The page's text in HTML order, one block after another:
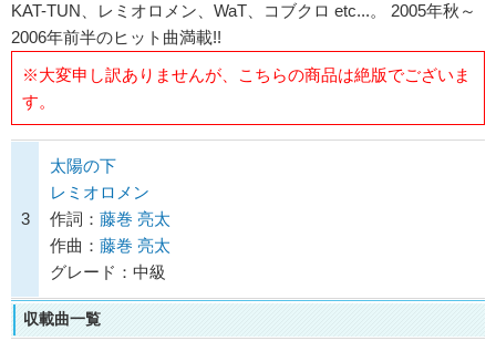
KAT-TUN、レミオロメン、WaT、コブクロ etc...。 2005年秋～
2006年前半のヒット曲満載!!
※大変申し訳ありませんが、こちらの商品は絶版でございま
す。
3
太陽の下
レミオロメン
作詞： 藤巻 亮太
作曲： 藤巻 亮太
グレード：中級
収載曲一覧